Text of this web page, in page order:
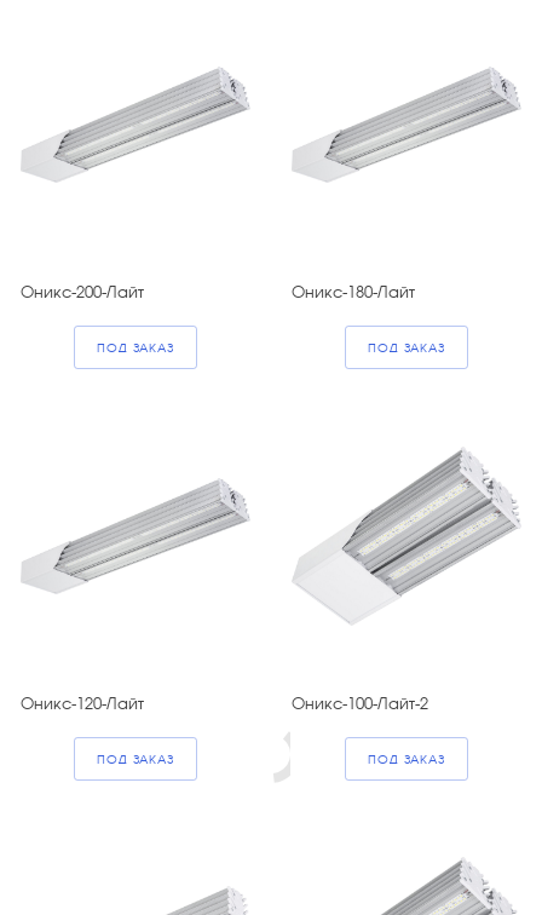
Оникс-200-Лайт
ПОД ЗАКАЗ
Оникс-180-Лайт
ПОД ЗАКАЗ
Оникс-120-Лайт
ПОД ЗАКАЗ
Оникс-100-Лайт-2
ПОД ЗАКАЗ